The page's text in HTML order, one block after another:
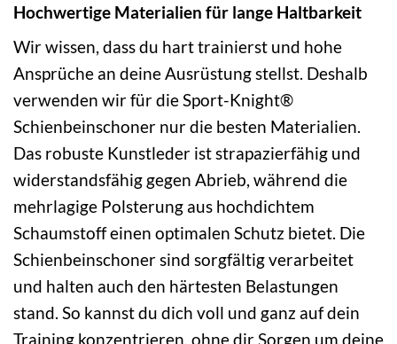
Hochwertige Materialien für lange Haltbarkeit
Wir wissen, dass du hart trainierst und hohe
Ansprüche an deine Ausrüstung stellst. Deshalb
verwenden wir für die Sport-Knight®
Schienbeinschoner nur die besten Materialien.
Das robuste Kunstleder ist strapazierfähig und
widerstandsfähig gegen Abrieb, während die
mehrlagige Polsterung aus hochdichtem
Schaumstoff einen optimalen Schutz bietet. Die
Schienbeinschoner sind sorgfältig verarbeitet
und halten auch den härtesten Belastungen
stand. So kannst du dich voll und ganz auf dein
Training konzentrieren, ohne dir Sorgen um deine